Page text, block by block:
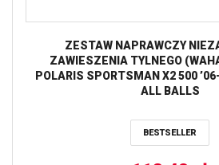
ZESTAW NAPRAWCZY
ZAWIESZENIA TYLNEGO
POLARIS SPORTSMAN X2 500
ALL BALLS
BESTSELLER